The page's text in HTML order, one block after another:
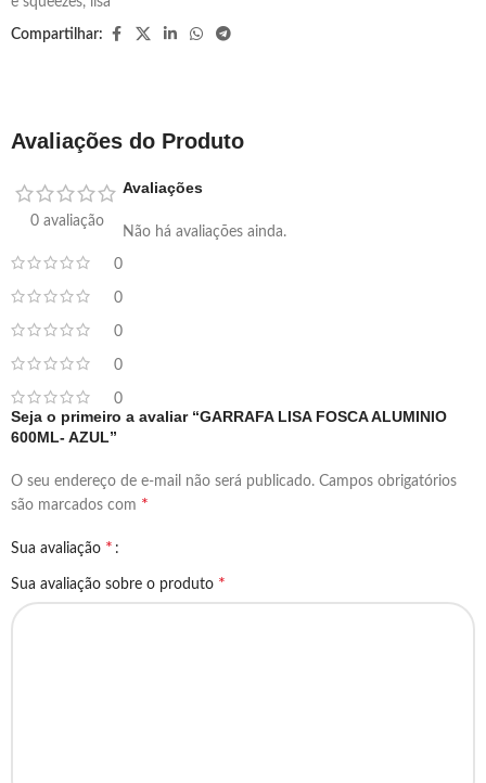
Compartilhar:
Avaliações do Produto
0 avaliação
0
0
0
0
0
Avaliações
Não há avaliações ainda.
Seja o primeiro a avaliar “GARRAFA LISA FOSCA ALUMINIO
600ML- AZUL”
O seu endereço de e-mail não será publicado. Campos obrigatórios
são marcados com *
Sua avaliação *
Sua avaliação sobre o produto *